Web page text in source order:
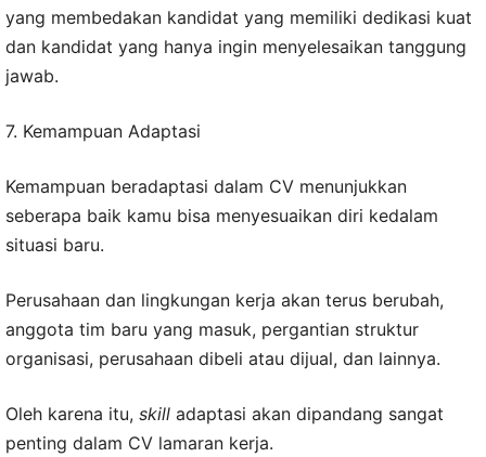
yang membedakan kandidat yang memiliki dedikasi kuat
dan kandidat yang hanya ingin menyelesaikan tanggung
jawab.
7. Kemampuan Adaptasi
Kemampuan beradaptasi dalam CV menunjukkan
seberapa baik kamu bisa menyesuaikan diri kedalam
situasi baru.
Perusahaan dan lingkungan kerja akan terus berubah,
anggota tim baru yang masuk, pergantian struktur
organisasi, perusahaan dibeli atau dijual, dan lainnya.
Oleh karena itu, skill adaptasi akan dipandang sangat
penting dalam CV lamaran kerja.